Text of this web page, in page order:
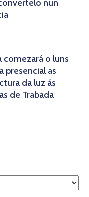
nun
comezará o luns
presencial as
da luz ás
de Trabada